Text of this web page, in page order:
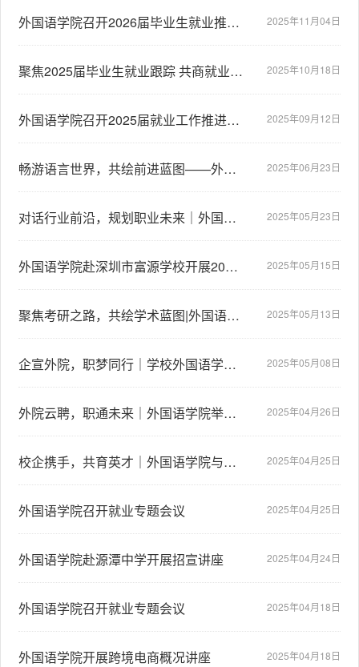
2025年11月04日
外国语学院召开2026届毕业生就业推进会
2025年10月18日
聚焦2025届毕业生就业跟踪 共商就业工作新举措|外国语学院召开就业工作会议
2025年09月12日
外国语学院召开2025届就业工作推进会暨2026届就业工作部署会议
2025年06月23日
畅游语言世界，共绘前进蓝图——外国语学院校园开放日活动圆满举行
2025年05月23日
对话行业前沿，规划职业未来｜外国语学院举办李阳疯狂英语宣讲会
2025年05月15日
外国语学院赴深圳市富源学校开展2025年本科招生宣传活动
2025年05月13日
聚焦考研之路，共绘学术蓝图|外国语学院22级学子参加学校考研知识培训会
2025年05月08日
企宣外院，职梦同行｜学校外国语学院举办企业宣讲会暨校企签约仪式
2025年04月26日
外院云聘，职通未来｜外国语学院举行线上招聘会
2025年04月25日
校企携手，共育英才｜外国语学院与正佳教育科技公司举行校企洽谈会
2025年04月25日
外国语学院召开就业专题会议
2025年04月24日
外国语学院赴源潭中学开展招宣讲座
2025年04月18日
外国语学院召开就业专题会议
2025年04月18日
外国语学院开展跨境电商概况讲座